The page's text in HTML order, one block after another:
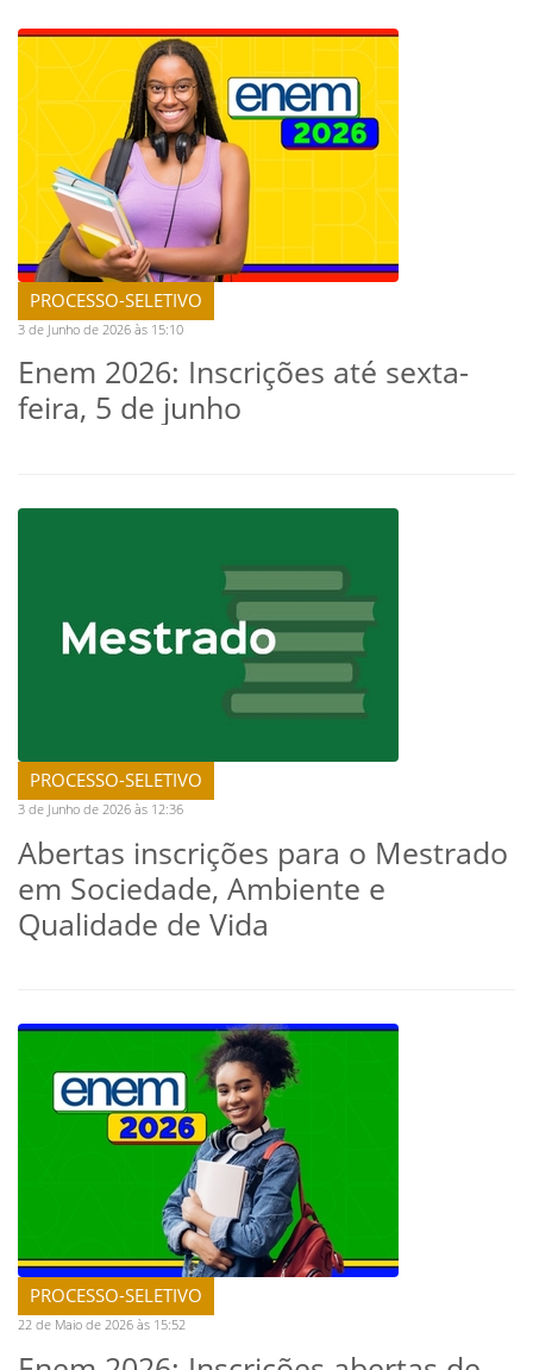
PROCESSO-SELETIVO
3 de Junho de 2026 às 15:10
Enem 2026: Inscrições até sexta-
feira, 5 de junho
PROCESSO-SELETIVO
3 de Junho de 2026 às 12:36
Abertas inscrições para o Mestrado
em Sociedade, Ambiente e
Qualidade de Vida
PROCESSO-SELETIVO
22 de Maio de 2026 às 15:52